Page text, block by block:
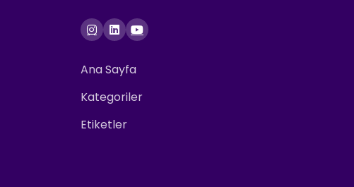
Ana Sayfa
Kategoriler
Etiketler